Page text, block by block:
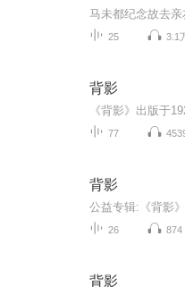
马未都纪念故去亲
25 3.1
背影
77
背影
26 874
背影